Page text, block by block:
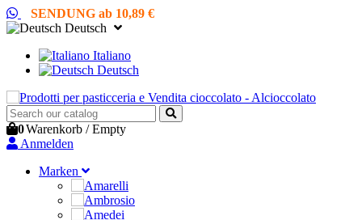
SENDUNG ab 10,89 €
Deutsch
Italiano
Deutsch
0Warenkorb /Empty
Anmelden
Marken